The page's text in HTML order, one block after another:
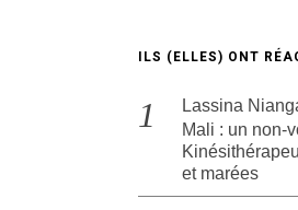
ILS (ELLES) ONT
Lassina
Mali : un non-
et marées